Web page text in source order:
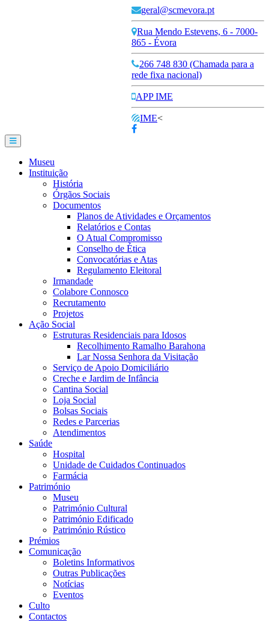
geral@scmevora.pt
Rua Mendo Estevens, 6 - 7000-
865 - Évora
266 748 830 (Chamada para a
rede fixa nacional)
APP IME
IME<
Museu
Instituição
História
Órgãos Sociais
Documentos
Planos de Atividades e Orçamentos
Relatórios e Contas
O Atual Compromisso
Conselho de Ética
Convocatórias e Atas
Regulamento Eleitoral
Irmandade
Colabore Connosco
Recrutamento
Projetos
Ação Social
Estruturas Residenciais para Idosos
Recolhimento Ramalho Barahona
Lar Nossa Senhora da Visitação
Serviço de Apoio Domiciliário
Creche e Jardim de Infância
Cantina Social
Loja Social
Bolsas Sociais
Redes e Parcerias
Atendimentos
Saúde
Hospital
Unidade de Cuidados Continuados
Farmácia
Património
Museu
Património Cultural
Património Edificado
Património Rústico
Prémios
Comunicação
Boletins Informativos
Outras Publicações
Notícias
Eventos
Culto
Contactos